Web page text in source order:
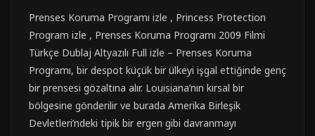
Prenses Koruma Programı izle , Princess Protection
Program izle , Prenses Koruma Programı 2009 Filmi
Türkçe Dublaj Altyazılı Full izle – Prenses Koruma
Programı, bir despot küçük bir ülkeyi işgal ettiğinde genç
bir prensesi gözaltına alır. Louisiana’nın kırsal bir
bölgesine gönderilir ve burada Amerika Birleşik
Devletleri’ndeki tipik bir ergen gibi davranmayı